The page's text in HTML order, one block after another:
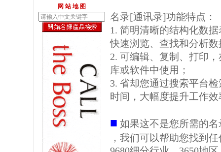
网 站 地 图
名录[通讯录]功能特点：
1. 简明清晰的结构化数
快速浏览、查找和分析数
2. 可编辑、复制、打印
库或软件中使用；
3. 省却您通过搜索平台
时间，大幅度提升工作效
■ 如果这不是您所需的
，我们可以帮助您找到